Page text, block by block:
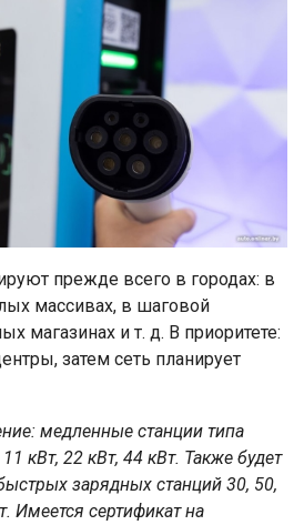
прежде всего в городах: в
массивах, в шаговой
магазинах и т. д. В приоритете:
затем сеть планирует
медленные станции типа
кВт, 22 кВт, 44 кВт. Также будет
зарядных станций 30, 50,
Имеется сертификат на